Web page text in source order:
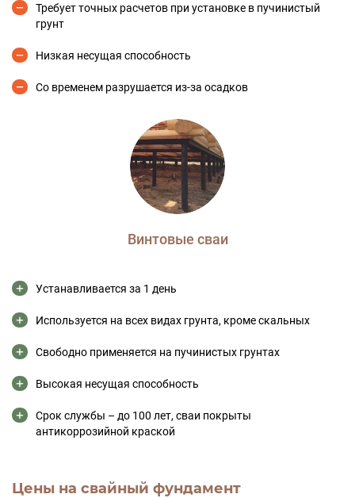
Требует точных расчетов при установке в пучинистый
грунт
Низкая несущая способность
Со временем разрушается из-за осадков
Винтовые сваи
Устанавливается за 1 день
Используется на всех видах грунта, кроме скальных
Свободно применяется на пучинистых грунтах
Высокая несущая способность
Срок службы – до 100 лет, сваи покрыты
антикоррозийной краской
Цены на свайный фундамент